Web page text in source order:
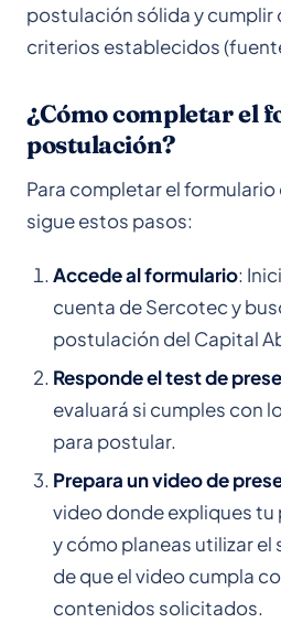
postulación sólida y cumplir
criterios establecidos
¿Cómo completar el
postulación?
Para completar el
sigue estos pasos:
Accede al formulario:
cuenta de Sercotec y
postulación del Capital
Responde el test de
evaluará si cumples con
para postular.
Prepara un video de
video donde expliques
y cómo planeas utilizar
de que el video cumpla
contenidos solicitados.